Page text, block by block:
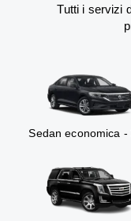
Tutti i servizi
Sedan economica -